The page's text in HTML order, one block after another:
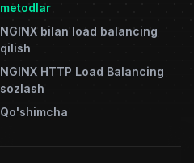
metodlar
NGINX bilan load balancing
qilish
NGINX HTTP Load Balancing
sozlash
Qo'shimcha